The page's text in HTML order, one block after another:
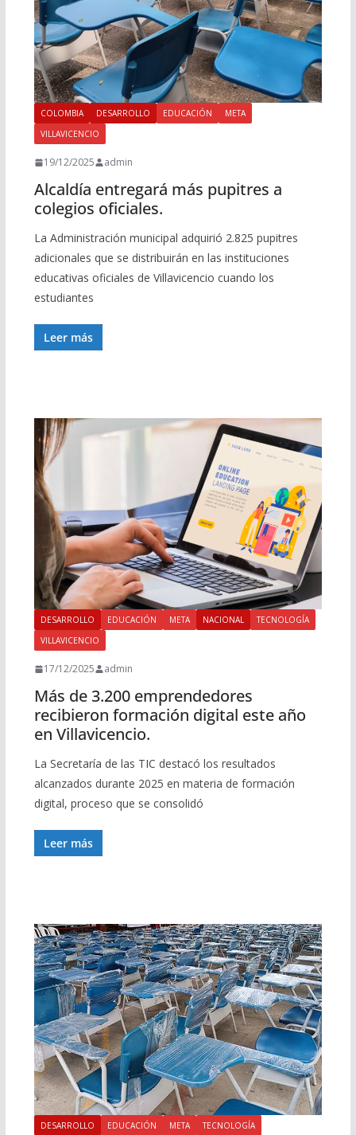
COLOMBIA DESARROLLO EDUCACIÓN
META
VILLAVICENCIO
19/12/2025 admin
Alcaldía entregará más pupitres a
colegios oficiales.
La Administración municipal adquirió 2.825 pupitres
adicionales que se distribuirán en las instituciones
educativas oficiales de Villavicencio cuando los
estudiantes
Leer más
DESARROLLO EDUCACIÓN META NACIONAL
TECNOLOGÍA
VILLAVICENCIO
17/12/2025 admin
Más de 3.200 emprendedores
recibieron formación digital este año
en Villavicencio.
La Secretaría de las TIC destacó los resultados
alcanzados durante 2025 en materia de formación
digital, proceso que se consolidó
Leer más
DESARROLLO EDUCACIÓN META TECNOLOGÍA